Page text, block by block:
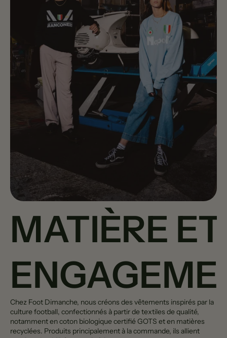
MATIÈRE ET
Chez Foot Dimanche, nous créons des vêtements inspirés par la
culture football, confectionnés à partir de textiles de qualité,
notamment en coton biologique certifié GOTS et en matières
recyclées. Produits principalement à la commande, ils allient